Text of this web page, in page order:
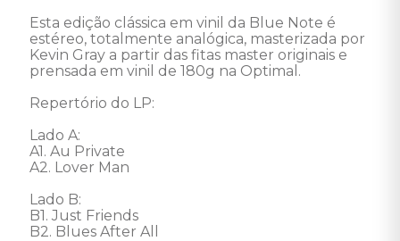
Esta edição clássica em vinil da Blue Note é
estéreo, totalmente analógica, masterizada por
Kevin Gray a partir das fitas master originais e
prensada em vinil de 180g na Optimal.
Repertório do LP:
Lado A:
A1. Au Private
A2. Lover Man
Lado B:
B1. Just Friends
B2. Blues After All